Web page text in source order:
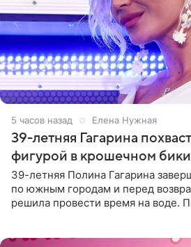
5 часов назад Елена Нужная
39-летняя Гагарина
фигурой в крошечном
39-летняя Полина Гагарина
по южным городам и перед
решила провести время на воде.